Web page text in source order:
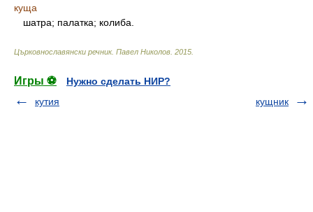
куща
шатра; палатка; колиба.
Църковнославянски речник. Павел Николов 2015
Игры ⚽
Нужно сделать НИР?
кутия
кущник